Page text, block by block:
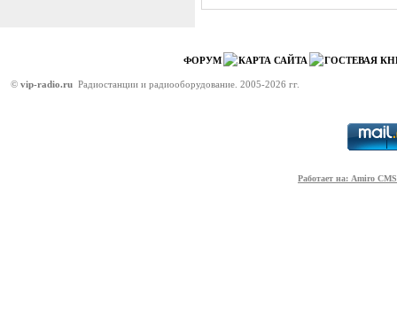
ФОРУМ КАРТА САЙТА ГОСТЕВАЯ
© vip-radio.ru Радиостанции и радиооборудование. 2005-2026 гг.
Работает на: Amiro CMS